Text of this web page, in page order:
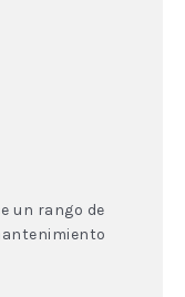
un rango de